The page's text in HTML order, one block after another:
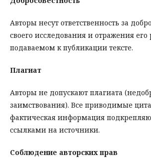
Авторы несут ответственность за
своего исследования и отражения его
подаваемом к публикации тексте.
Плагиат
Авторы не допускают плагиата
заимствования). Все приводимые
фактическая информация
ссылками на источники.
Соблюдение авторских прав